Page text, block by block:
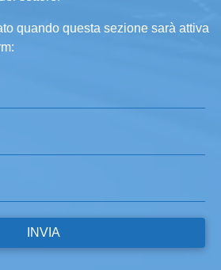
quando questa sezione sarà attiva